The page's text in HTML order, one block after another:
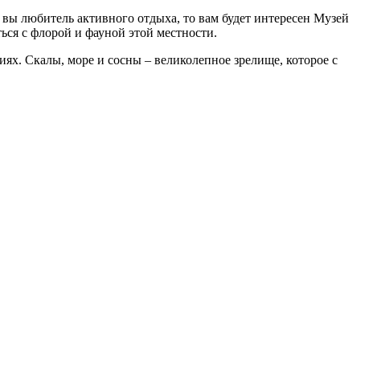
любитель активного отдыха, то вам будет интересен Музей
с флорой и фауной этой местности.
Скалы, море и сосны – великолепное зрелище, которое с